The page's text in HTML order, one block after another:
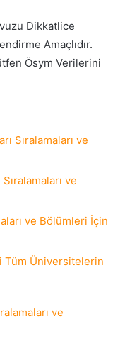
Dikkatlice
Amaçlıdır.
Ösym Verilerini
Sıralamaları ve
ve
ve Bölümleri İçin
Tüm Üniversitelerin
ve